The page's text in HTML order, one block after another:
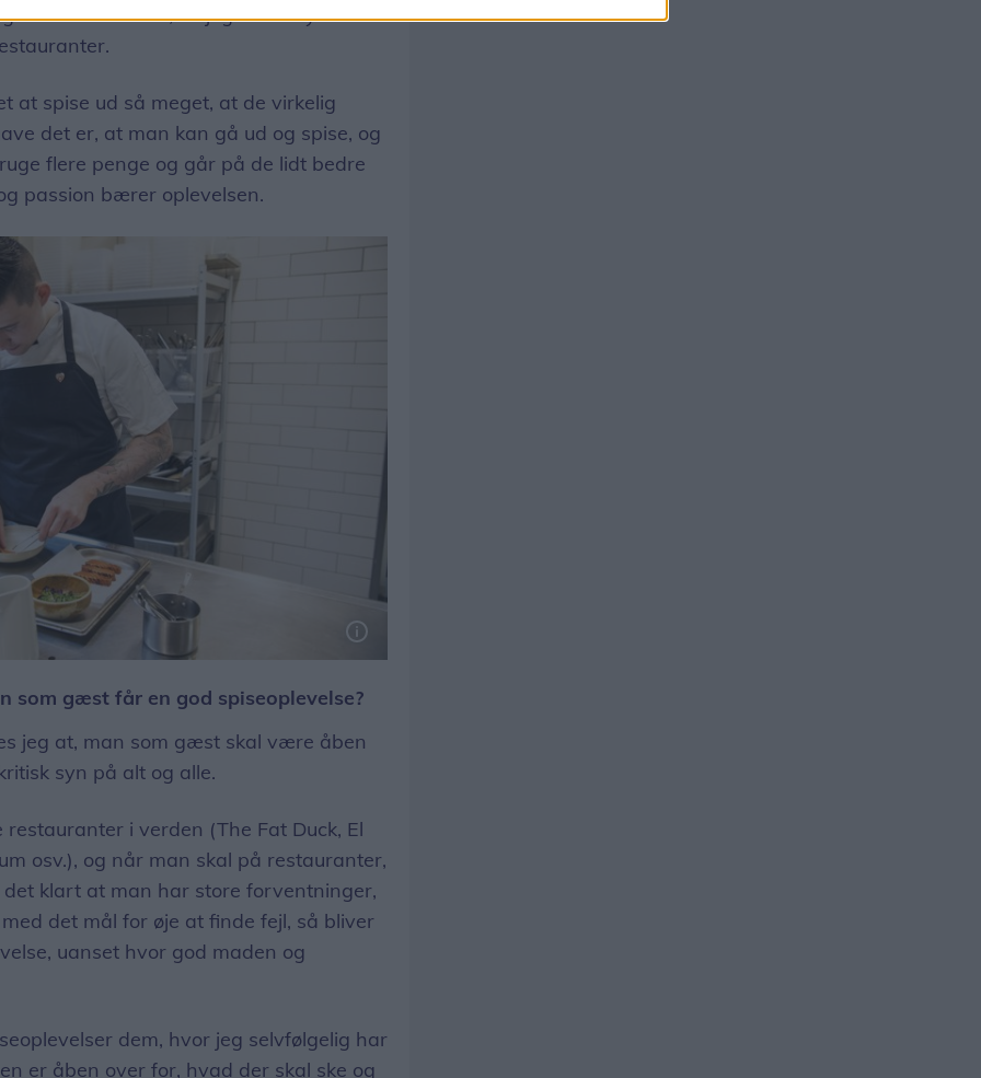
restauranter, så jeg ser en lys
at spise ud så meget, at de virkelig
det er, at man kan gå ud og spise, og
flere penge og går på de lidt bedre
passion bærer oplevelsen.
som gæst får en god spiseoplevelse?
jeg at, man som gæst skal være åben
syn på alt og alle.
i verden (The Fat Duck, El
osv.), og når man skal på restauranter,
klart at man har store forventninger,
det mål for øje at finde fejl, så bliver
uanset hvor god maden og
dem, hvor jeg selvfølgelig har
er åben over for, hvad der skal ske og